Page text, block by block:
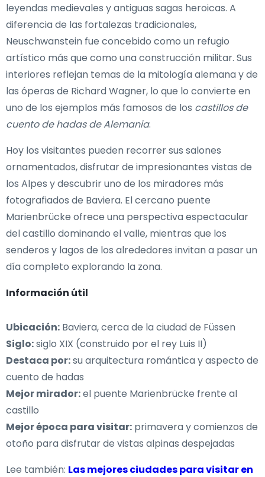
leyendas medievales y antiguas sagas heroicas. A
diferencia de las fortalezas tradicionales,
Neuschwanstein fue concebido como un refugio
artístico más que como una construcción militar. Sus
interiores reflejan temas de la mitología alemana y de
las óperas de Richard Wagner, lo que lo convierte en
uno de los ejemplos más famosos de los castillos de
cuento de hadas de Alemania.
Hoy los visitantes pueden recorrer sus salones
ornamentados, disfrutar de impresionantes vistas de
los Alpes y descubrir uno de los miradores más
fotografiados de Baviera. El cercano puente
Marienbrücke ofrece una perspectiva espectacular
del castillo dominando el valle, mientras que los
senderos y lagos de los alrededores invitan a pasar un
día completo explorando la zona.
Información útil
Ubicación: Baviera, cerca de la ciudad de Füssen
Siglo:siglo XIX (construido por el rey Luis II)
Destaca por:su arquitectura romántica y aspecto de
cuento de hadas
Mejor mirador:el puente Marienbrücke frente al
castillo
Mejor época para visitar: primavera y comienzos de
otoño para disfrutar de vistas alpinas despejadas
Lee también: Las mejores ciudades para visitar en